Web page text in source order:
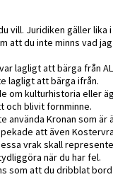
vill. Juridiken gäller
att du inte minns vad
lagligt att bärga från
lagligt att bärga ifrån.
om kulturhistoria eller
och blivit fornminne.
använda Kronan som
att även
vrak skall
när du har fel.
som att du dribblat